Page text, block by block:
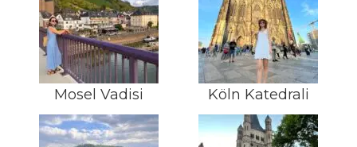
Mosel Vadisi Köln Katedrali